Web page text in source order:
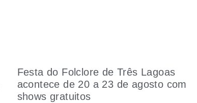
Festa do Folclore de Três Lagoas
acontece de 20 a 23 de agosto com
shows gratuitos